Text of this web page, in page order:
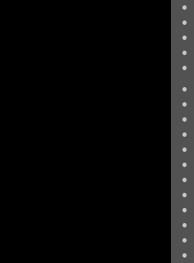
●
●
●
●
●
●
●
●
●
●
●
●
●
●
●
●
●